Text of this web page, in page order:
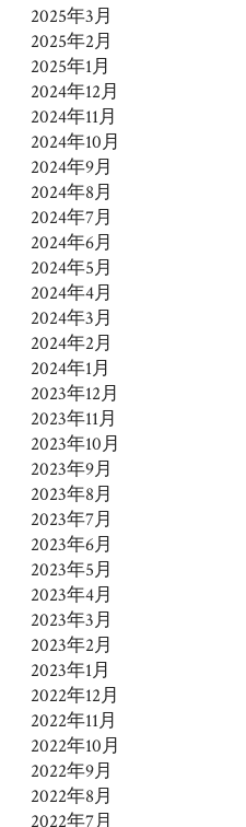
2025年3月
2025年2月
2025年1月
2024年12月
2024年11月
2024年10月
2024年9月
2024年8月
2024年7月
2024年6月
2024年5月
2024年4月
2024年3月
2024年2月
2024年1月
2023年12月
2023年11月
2023年10月
2023年9月
2023年8月
2023年7月
2023年6月
2023年5月
2023年4月
2023年3月
2023年2月
2023年1月
2022年12月
2022年11月
2022年10月
2022年9月
2022年8月
2022年7月